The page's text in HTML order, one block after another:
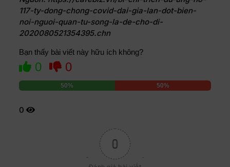
117-ty-dong-chong-covid-dai-gia-lan-dot-bien-
noi-nguoi-quan-tu-song-la-de-cho-di-
2020080521354395.chn
Bạn thấy bài viết này hữu ích không?
0 0
50% 50%
0
0